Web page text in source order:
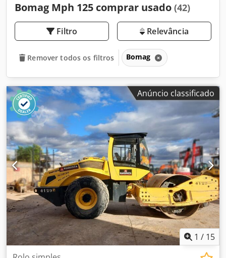
Bomag Mph 125 comprar usado (42)
Filtro Relevância
Remover todos os filtros Bomag
Anúncio classificado
1 / 15